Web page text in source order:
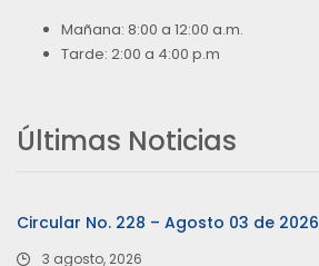
Mañana: 8:00 a 12:00 a.m.
Tarde: 2:00 a 4:00 p.m
Últimas Noticias
Circular No. 228 – Agosto 03 de 2026
3 agosto, 2026